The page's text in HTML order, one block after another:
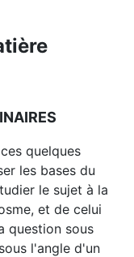
quelques
les bases du
le sujet à la
et de celui
question sous
l'angle d'un